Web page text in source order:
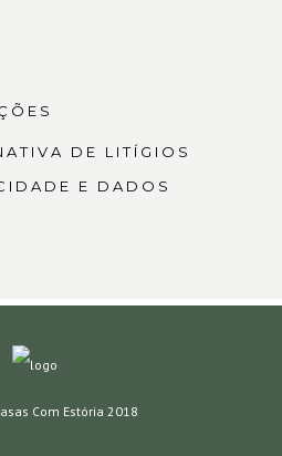
DE LITÍGIOS
E DADOS
Com Estória 2018